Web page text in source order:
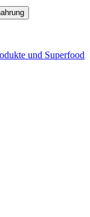
und Superfood